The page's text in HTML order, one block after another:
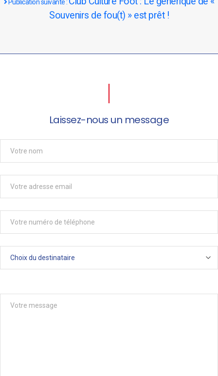
Publication suivante :
Souvenirs de fou(t) » est prêt !
Laissez-nous un message